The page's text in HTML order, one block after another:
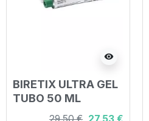
visibility
BIRETIX ULTRA GEL
TUBO 50 ML